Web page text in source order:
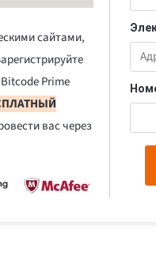
сайтами,
Prime
вас через